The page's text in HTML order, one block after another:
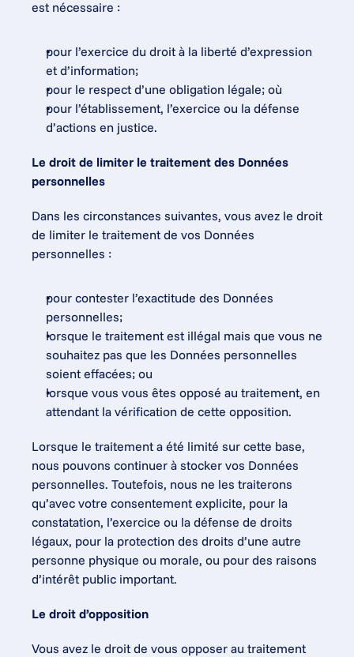
est nécessaire :
pour l’exercice du droit à la liberté d’expression
et d’information;
pour le respect d’une obligation légale; où
pour l’établissement, l’exercice ou la défense
d’actions en justice.
Le droit de limiter le traitement des Données
personnelles
Dans les circonstances suivantes, vous avez le droit
de limiter le traitement de vos Données
personnelles :
pour contester l’exactitude des Données
personnelles;
lorsque le traitement est illégal mais que vous ne
souhaitez pas que les Données personnelles
soient effacées; ou
lorsque vous vous êtes opposé au traitement, en
attendant la vérification de cette opposition.
Lorsque le traitement a été limité sur cette base,
nous pouvons continuer à stocker vos Données
personnelles. Toutefois, nous ne les traiterons
qu’avec votre consentement explicite, pour la
constatation, l’exercice ou la défense de droits
légaux, pour la protection des droits d’une autre
personne physique ou morale, ou pour des raisons
d’intérêt public important.
Le droit d’opposition
Vous avez le droit de vous opposer au traitement